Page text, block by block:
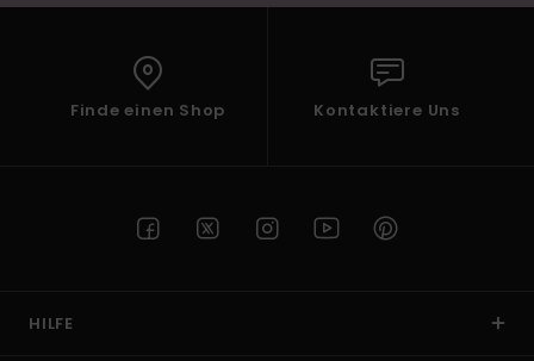
Finde einen Shop Kontaktiere Uns
HILFE